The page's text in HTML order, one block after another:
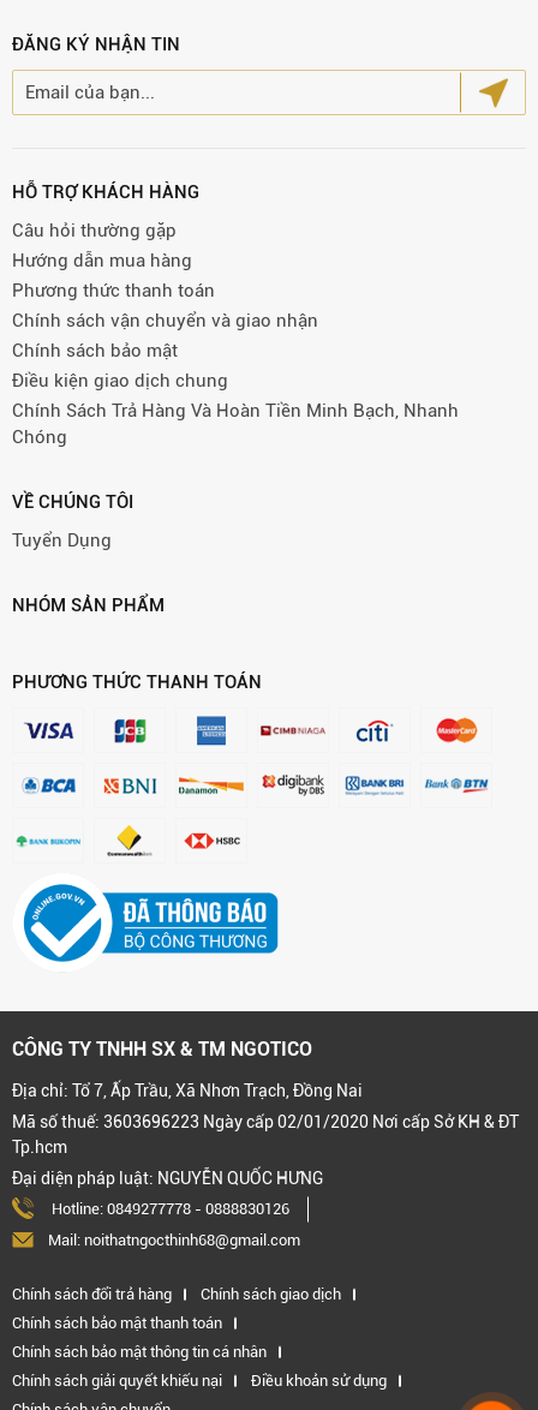
ĐĂNG KÝ NHẬN TIN
HỖ TRỢ KHÁCH HÀNG
Câu hỏi thường gặp
Hướng dẫn mua hàng
Phương thức thanh toán
Chính sách vận chuyển và giao nhận
Chính sách bảo mật
Điều kiện giao dịch chung
Chính Sách Trả Hàng Và Hoàn Tiền Minh Bạch, Nhanh
Chóng
VỀ CHÚNG TÔI
Tuyển Dụng
NHÓM SẢN PHẨM
PHƯƠNG THỨC THANH TOÁN
CÔNG TY TNHH SX & TM NGOTICO
Địa chỉ: Tổ 7, Ấp Trầu, Xã Nhơn Trạch, Đồng Nai
Mã số thuế: 3603696223 Ngày cấp 02/01/2020 Nơi cấp Sở KH & ĐT
Tp.hcm
Đại diện pháp luật: NGUYỄN QUỐC HƯNG
Hotline: 0849277778 - 0888830126
Mail: noithatngocthinh68@gmail.com
Chính sách đổi trả hàng
Chính sách giao dịch
Chính sách bảo mật thanh toán
Chính sách bảo mật thông tin cá nhân
Chính sách giải quyết khiếu nại
Điều khoản sử dụng